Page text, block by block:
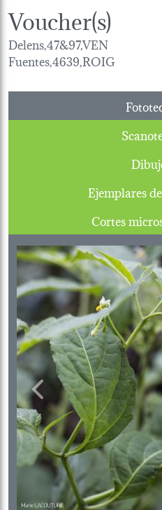
Voucher(s)
Delens,47&97,VEN
Fuentes,4639,ROIG
Previous